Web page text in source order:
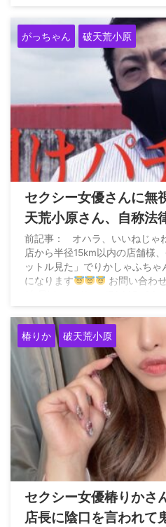
がっちゃん 破天荒小原
セクシー女優さんに無
天荒小原さん、自称法
ラーさんと戦う「男の
うな」
前記事： オハラ、いいねじゃ
店から半径15km以内の店舗様
ットル見た」でりかしゃふちゃ
になります
お問い合わ
...
椿りか 破天荒小原
セクシー女優椿りかさ
店長に陰口を言われて